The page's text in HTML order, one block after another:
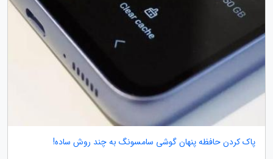
پاک کردن حافظه پنهان گوشی سامسونگ به چند روش ساده!